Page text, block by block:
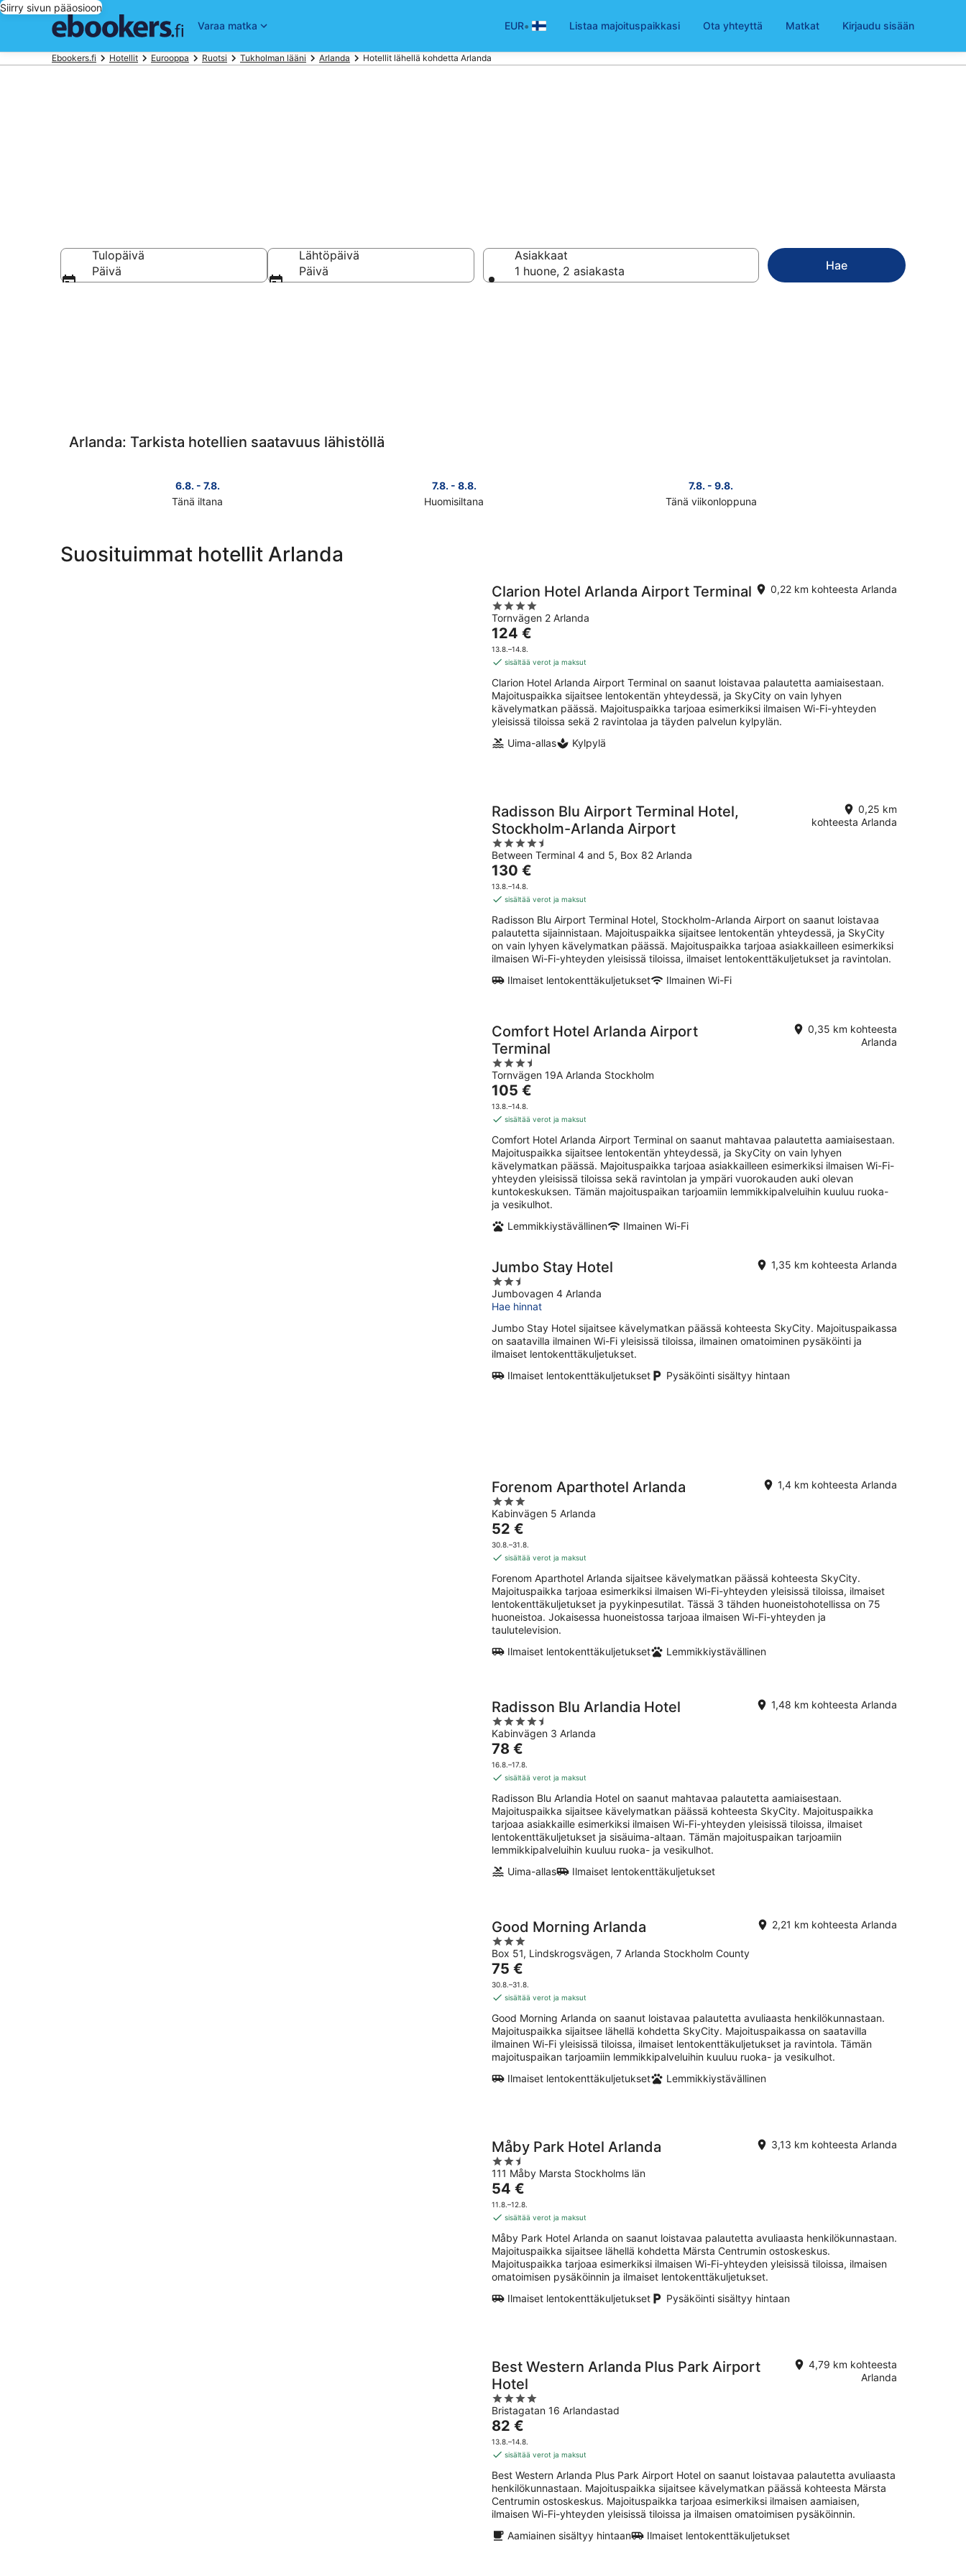
Siirry sivun pääosioon
Varaa matka
EUR• Listaa majoituspaikkasi Ota yhteyttä Matkat Kirjaudu sisään
Ebookers.fi Hotellit Eurooppa Ruotsi Tukholman lääni Arlanda Hotellit lähellä kohdetta Arlanda
Tulopäivä
Päivä
Lähtöpäivä
Päivä
Asiakkaat
1 huone, 2 asiakasta
Hae
Arlanda: Tarkista hotellien saatavuus lähistöllä
6.8. - 7.8.
Tänä iltana
lähellä
kohdetta
7.8. - 8.8.
Huomisiltana
7.8. - 9.8.
Tänä viikonloppuna
täksi
viikonlopuksi
ensi
Suosituimmat hotellit Arlanda
Clarion Hotel Arlanda Airport Terminal
4
out
of
5
Tornvägen 2 Arlanda
0,22 km kohteesta Arlanda
Hinta
on
124 €
yö
124 €
13.8.–14.8.
sisältää verot ja maksut
Clarion Hotel Arlanda Airport Terminal on saanut loistavaa palautetta aamiaisestaan.
Majoituspaikka sijaitsee lentokentän yhteydessä, ja SkyCity on vain lyhyen
kävelymatkan päässä. Majoituspaikka tarjoaa esimerkiksi ilmaisen Wi-Fi-yhteyden
yleisissä tiloissa sekä 2 ravintolaa ja täyden palvelun kylpylän.
Uima-allas
Kylpylä
Radisson Blu Airport Terminal Hotel,
Stockholm-Arlanda Airport
4.5
out
of
5
Between Terminal 4 and 5, Box 82 Arlanda
0,25 km
kohteesta Arlanda
Hinta
on
130 €
yö
130 €
13.8.–14.8.
sisältää verot ja maksut
Radisson Blu Airport Terminal Hotel, Stockholm-Arlanda Airport on saanut loistavaa
palautetta sijainnistaan. Majoituspaikka sijaitsee lentokentän yhteydessä, ja SkyCity
on vain lyhyen kävelymatkan päässä. Majoituspaikka tarjoaa asiakkailleen esimerkiksi
ilmaisen Wi-Fi-yhteyden yleisissä tiloissa, ilmaiset lentokenttäkuljetukset ja ravintolan.
Ilmaiset lentokenttäkuljetukset
Ilmainen Wi-Fi
Comfort Hotel Arlanda Airport
Terminal
3.5
out
of
5
Tornvägen 19A Arlanda Stockholm
0,35 km kohteesta
Arlanda
Hinta
on
105 €
yö
105 €
13.8.–14.8.
sisältää verot ja maksut
Comfort Hotel Arlanda Airport Terminal on saanut mahtavaa palautetta aamiaisestaan.
Majoituspaikka sijaitsee lentokentän yhteydessä, ja SkyCity on vain lyhyen
kävelymatkan päässä. Majoituspaikka tarjoaa asiakkailleen esimerkiksi ilmaisen Wi-Fi-
yhteyden yleisissä tiloissa sekä ravintolan ja ympäri vuorokauden auki olevan
kuntokeskuksen. Tämän majoituspaikan tarjoamiin lemmikkipalveluihin kuuluu ruoka-
ja vesikulhot.
Lemmikkiystävällinen
Ilmainen Wi-Fi
Jumbo Stay Hotel
2.5
out
of
5
Jumbovagen 4 Arlanda
1,35 km kohteesta Arlanda
Hae hinnat
Jumbo Stay Hotel sijaitsee kävelymatkan päässä kohteesta SkyCity. Majoituspaikassa
on saatavilla ilmainen Wi-Fi yleisissä tiloissa, ilmainen omatoiminen pysäköinti ja
ilmaiset lentokenttäkuljetukset.
Ilmaiset lentokenttäkuljetukset
Pysäköinti sisältyy hintaan
Forenom Aparthotel Arlanda
3
out
of
5
Kabinvägen 5 Arlanda
1,4 km kohteesta Arlanda
Hinta
on
52 €
yö
52 €
30.8.–31.8.
sisältää verot ja maksut
Forenom Aparthotel Arlanda sijaitsee kävelymatkan päässä kohteesta SkyCity.
Majoituspaikka tarjoaa esimerkiksi ilmaisen Wi-Fi-yhteyden yleisissä tiloissa, ilmaiset
lentokenttäkuljetukset ja pyykinpesutilat. Tässä 3 tähden huoneistohotellissa on 75
huoneistoa. Jokaisessa huoneistossa tarjoaa ilmaisen Wi-Fi-yhteyden ja
taulutelevision.
Ilmaiset lentokenttäkuljetukset
Lemmikkiystävällinen
Radisson Blu Arlandia Hotel
4.5
out
of
5
Kabinvägen 3 Arlanda
1,48 km kohteesta Arlanda
Hinta
on
78 €
yö
78 €
16.8.–17.8.
sisältää verot ja maksut
Radisson Blu Arlandia Hotel on saanut mahtavaa palautetta aamiaisestaan.
Majoituspaikka sijaitsee kävelymatkan päässä kohteesta SkyCity. Majoituspaikka
tarjoaa asiakkaille esimerkiksi ilmaisen Wi-Fi-yhteyden yleisissä tiloissa, ilmaiset
lentokenttäkuljetukset ja sisäuima-altaan. Tämän majoituspaikan tarjoamiin
lemmikkipalveluihin kuuluu ruoka- ja vesikulhot.
Uima-allas
Ilmaiset lentokenttäkuljetukset
Good Morning Arlanda
3
out
of
5
Box 51, Lindskrogsvägen, 7 Arlanda Stockholm County
2,21 km kohteesta Arlanda
Hinta
on
75 €
yö
75 €
30.8.–31.8.
sisältää verot ja maksut
Good Morning Arlanda on saanut loistavaa palautetta avuliaasta henkilökunnastaan.
Majoituspaikka sijaitsee lähellä kohdetta SkyCity. Majoituspaikassa on saatavilla
ilmainen Wi-Fi yleisissä tiloissa, ilmaiset lentokenttäkuljetukset ja ravintola. Tämän
majoituspaikan tarjoamiin lemmikkipalveluihin kuuluu ruoka- ja vesikulhot.
Ilmaiset lentokenttäkuljetukset
Lemmikkiystävällinen
Måby Park Hotel Arlanda
2.5
out
of
5
111 Måby Marsta Stockholms län
3,13 km kohteesta Arlanda
Hinta
on
54 €
per
yö
54 €
11.8.–12.8.
sisältää verot ja maksut
Måby Park Hotel Arlanda on saanut loistavaa palautetta avuliaasta henkilökunnastaan.
Majoituspaikka sijaitsee lähellä kohdetta Märsta Centrumin ostoskeskus.
Majoituspaikka tarjoaa esimerkiksi ilmaisen Wi-Fi-yhteyden yleisissä tiloissa, ilmaisen
omatoimisen pysäköinnin ja ilmaiset lentokenttäkuljetukset.
Ilmaiset lentokenttäkuljetukset
Pysäköinti sisältyy hintaan
Best Western Arlanda Plus Park Airport
Hotel
4
out
of
5
Bristagatan 16 Arlandastad
4,79 km kohteesta
Arlanda
Hinta
on
82 €
yö
82 €
13.8.–14.8.
sisältää verot ja maksut
Best Western Arlanda Plus Park Airport Hotel on saanut loistavaa palautetta avuliaasta
henkilökunnastaan. Majoituspaikka sijaitsee kävelymatkan päässä kohteesta Märsta
Centrumin ostoskeskus. Majoituspaikka tarjoaa esimerkiksi ilmaisen aamiaisen,
ilmaisen Wi-Fi-yhteyden yleisissä tiloissa ja ilmaisen omatoimisen pysäköinnin.
Aamiainen sisältyy hintaan
Ilmaiset lentokenttäkuljetukset